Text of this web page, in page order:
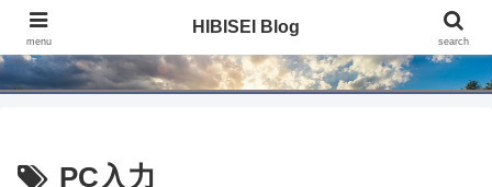
HIBISEI Blog
PC入力
menu
HIBISEI Blog
search